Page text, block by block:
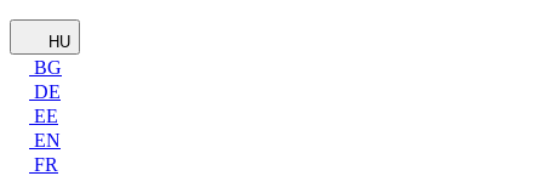
HU
BG
DE
EE
EN
FR